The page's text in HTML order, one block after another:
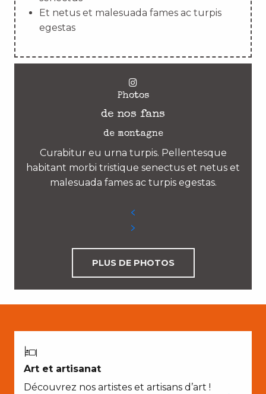
Et netus et malesuada fames ac turpis
egestas
Photos
de nos fans
de montagne
Curabitur eu urna turpis. Pellentesque
habitant morbi tristique senectus et netus et
malesuada fames ac turpis egestas.
PLUS DE PHOTOS
Art et artisanat
Découvrez nos artistes et artisans d’art !